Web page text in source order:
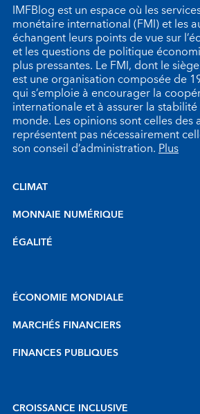
IMFBlog est un espace où les
monétaire international (FMI) et les
échangent leurs points de vue sur
et les questions de politique
plus pressantes. Le FMI, dont le
est une organisation composée de
qui s’emploie à encourager la
internationale et à assurer la
monde. Les opinions sont celles des
représentent pas nécessairement
son conseil d’administration.Plus
CLIMAT
MONNAIE NUMÉRIQUE
ÉGALITÉ
ÉCONOMIE MONDIALE
MARCHÉS FINANCIERS
FINANCES PUBLIQUES
CROISSANCE INCLUSIVE